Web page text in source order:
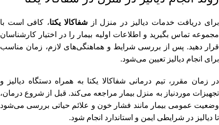
برای دریافت خدمات دیالیز در منزل ازشفاکالا یکتا، کافی است با
مجموعه تماس بگیرید و اطلاعات اولیه بیمار را در اختیار کارشناسان
قرار دهید. پس از بررسی شرایط و هماهنگی‌های لازم، زمان مناسب
برای انجام دیالیز تعیین می‌شود.
در زمان مقرر، تیم درمانی شفاکالا یکتا به همراه دستگاه دیالیز و
تجهیزات موردنیاز به منزل بیمار مراجعه می‌کند. قبل از شروع درمان،
وضعیت عمومی بیمار مانند فشار خون و علائم حیاتی بررسی می‌شود
تا دیالیز در شرایطی ایمن و استاندارد انجام شود.